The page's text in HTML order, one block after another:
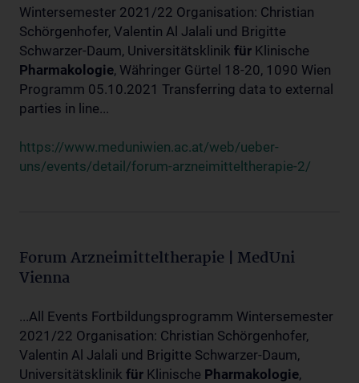
Wintersemester 2021/22 Organisation: Christian
Schörgenhofer, Valentin Al Jalali und Brigitte
Schwarzer-Daum, Universitätsklinik für Klinische
Pharmakologie, Währinger Gürtel 18-20, 1090 Wien
Programm 05.10.2021 Transferring data to external
parties in line...
https://www.meduniwien.ac.at/web/ueber-
uns/events/detail/forum-arzneimitteltherapie-2/
Forum Arzneimitteltherapie | MedUni
Vienna
...All Events Fortbildungsprogramm Wintersemester
2021/22 Organisation: Christian Schörgenhofer,
Valentin Al Jalali und Brigitte Schwarzer-Daum,
Universitätsklinik für Klinische Pharmakologie,